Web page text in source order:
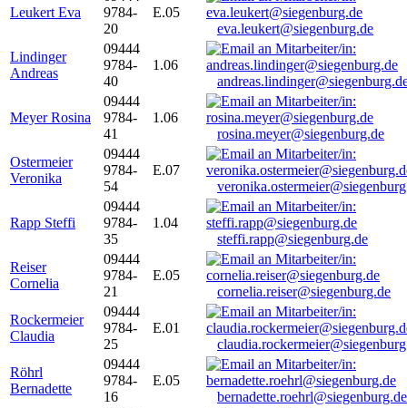
Leukert Eva
9784-
20
E.05
eva.leukert@siegenburg.de
Lindinger
Andreas
09444
9784-
40
1.06
Meyer Rosina
09444
9784-
41
1.06
rosina.meyer@siegenburg.de
Ostermeier
Veronika
09444
9784-
54
E.07
Rapp Steffi
09444
9784-
35
1.04
steffi.rapp@siegenburg.de
Reiser
Cornelia
09444
9784-
21
E.05
cornelia.reiser@siegenburg.de
Rockermeier
Claudia
09444
9784-
25
E.01
Röhrl
Bernadette
09444
9784-
16
E.05
bernadette.roehrl@siegenburg.de